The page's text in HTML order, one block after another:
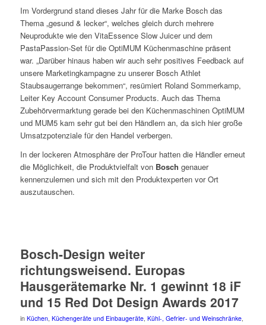
Im Vordergrund stand dieses Jahr für die Marke Bosch das
Thema „gesund & lecker“, welches gleich durch mehrere
Neuprodukte wie den VitaEssence Slow Juicer und dem
PastaPassion-Set für die OptiMUM Küchenmaschine präsent
war. „Darüber hinaus haben wir auch sehr positives Feedback auf
unsere Marketingkampagne zu unserer Bosch Athlet
Staubsaugerrange bekommen“, resümiert Roland Sommerkamp,
Leiter Key Account Consumer Products. Auch das Thema
Zubehörvermarktung gerade bei den Küchenmaschinen OptiMUM
und MUM5 kam sehr gut bei den Händlern an, da sich hier große
Umsatzpotenziale für den Handel verbergen.
In der lockeren Atmosphäre der ProTour hatten die Händler erneut
die Möglichkeit, die Produktvielfalt von Bosch genauer
kennenzulernen und sich mit den Produktexperten vor Ort
auszutauschen.
Bosch-Design weiter
richtungsweisend. Europas
Hausgerätemarke Nr. 1 gewinnt 18 iF
und 15 Red Dot Design Awards 2017
in Küchen, Küchengeräte und Einbaugeräte, Kühl-, Gefrier- und Weinschränke,